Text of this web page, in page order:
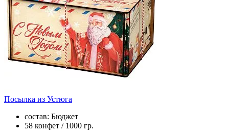
Посылка из Устюга
состав: Бюджет
58 конфет / 1000 гр.